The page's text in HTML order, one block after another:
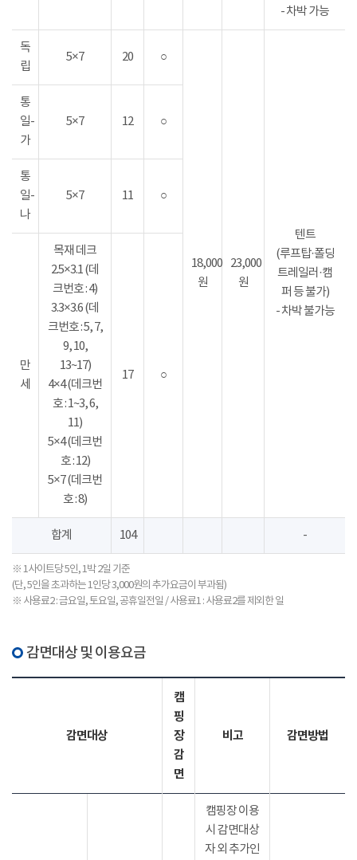
- 차박 가능
독
립
5×7 20 ○
18,000
원
23,000
원
텐트
(루프탑·폴딩
트레일러·캠
퍼 등 불가)
- 차박 불가능
통
일-
가
5×7 12 ○
통
일-
나
5×7 11 ○
만
세
목재 데크
2.5×3.1 (데
크번호 : 4)
3.3×3.6 (데
크번호 : 5, 7,
9, 10,
13~17)
4×4 (데크번
호 : 1~3, 6,
11)
5×4 (데크번
호 : 12)
5×7 (데크번
호 : 8)
17 ○
합계 104 -
※ 1사이트당 5인, 1박 2일 기준
(단, 5인을 초과하는 1인당 3,000원의 추가요금이 부과됨)
※ 사용료2 : 금요일, 토요일, 공휴일전일 / 사용료1 : 사용료2를 제외한 일
감면대상 및 이용요금
감면대상
캠
핑
장
감
면
비고 감면방법
캠핑장 이용
시 감면대상
자 외 추가인